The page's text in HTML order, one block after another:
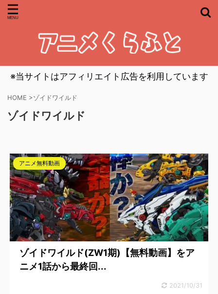
※当サイトはアフィリエイト広告を利用しています
HOME >ゾイドワイルド
ゾイドワイルド
アニメ無料動画
ゾイドワイルド(ZW1期)【無料動画】をア
ニメ1話から最終回...
2021/10/31